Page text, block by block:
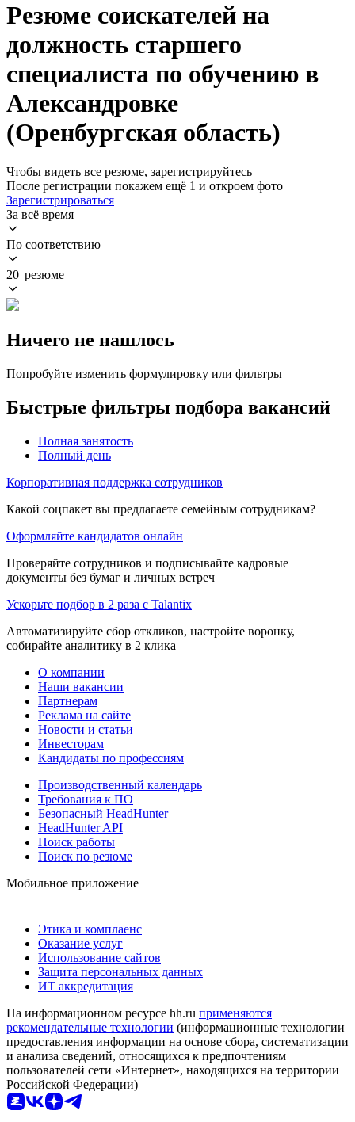
Резюме соискателей на
должность старшего
специалиста по обучению в
Александровке
(Оренбургская область)
Чтобы видеть все резюме, зарегистрируйтесь
После регистрации покажем ещё 1 и откроем фото
Зарегистрироваться
За всё время
По соответствию
20 резюме
Ничего не нашлось
Попробуйте изменить формулировку или фильтры
Быстрые фильтры подбора вакансий
Полная занятость
Полный день
Корпоративная поддержка сотрудников
Какой соцпакет вы предлагаете семейным сотрудникам?
Оформляйте кандидатов онлайн
Проверяйте сотрудников и подписывайте кадровые
документы без бумаг и личных встреч
Ускорьте подбор в 2 раза с Talantix
Автоматизируйте сбор откликов, настройте воронку,
собирайте аналитику в 2 клика
О компании
Наши вакансии
Партнерам
Реклама на сайте
Новости и статьи
Инвесторам
Кандидаты по профессиям
Производственный календарь
Требования к ПО
Безопасный HeadHunter
HeadHunter API
Поиск работы
Поиск по резюме
Мобильное приложение
Этика и комплаенс
Оказание услуг
Использование сайтов
Защита персональных данных
ИТ аккредитация
На информационном ресурсе hh.ru применяются
рекомендательные технологии (информационные технологии
предоставления информации на основе сбора, систематизации
и анализа сведений, относящихся к предпочтениям
пользователей сети «Интернет», находящихся на территории
Российской Федерации)